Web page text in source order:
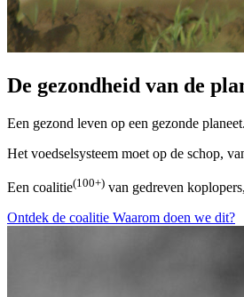
De gezondheid van de
Een gezond leven op een gezonde
Het voedselsysteem moet op de schop,
Een coalitie(100+) van gedreven
Ontdek de coalitie Waarom doen we dit?